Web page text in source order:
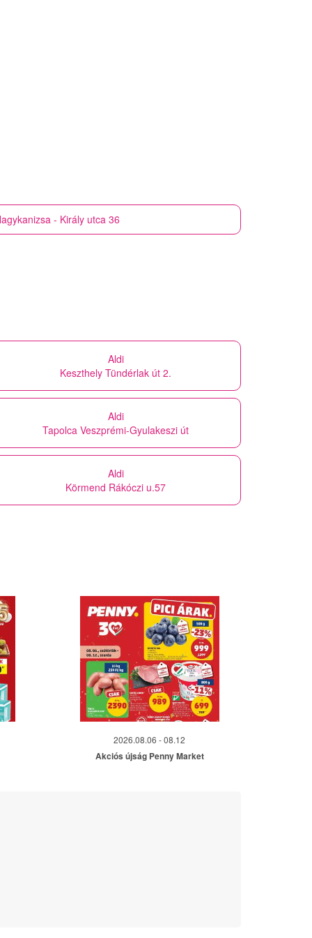
- Király utca 36
Aldi
Keszthely Tündérlak út 2.
Aldi
Tapolca Veszprémi-Gyulakeszi út
Aldi
Körmend Rákóczi u.57
2026.08.06 - 08.12
Akciós újság Penny Market